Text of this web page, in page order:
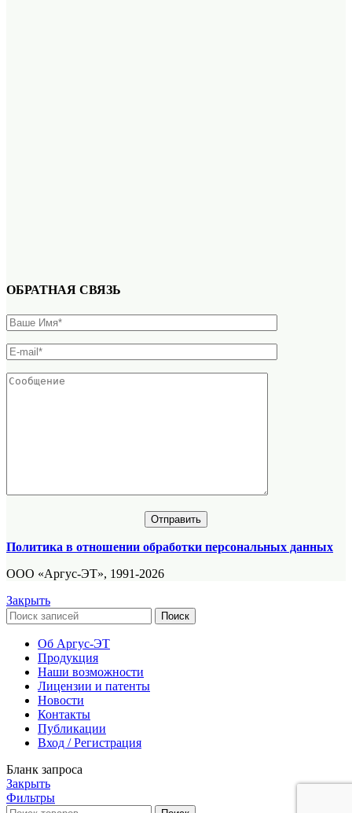
ОБРАТНАЯ СВЯЗЬ
Политика в отношении обработки персональных данных
ООО «Аргус-ЭТ», 1991-2026
Закрыть
Поиск
Об Аргус-ЭТ
Продукция
Наши возможности
Лицензии и патенты
Новости
Контакты
Публикации
Вход / Регистрация
Бланк запроса
Закрыть
Фильтры